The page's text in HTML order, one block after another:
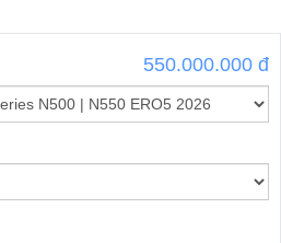
550.000.000 đ